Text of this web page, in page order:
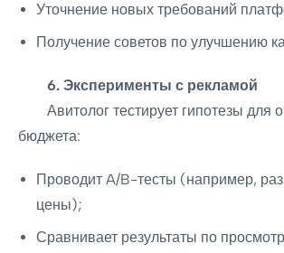
Уточнение новых требований
Получение советов по улучшению
6. Эксперименты с рекламой
Авитолог тестирует гипотезы для
бюджета:
Проводит A/B-тесты (например,
цены);
Сравнивает результаты по